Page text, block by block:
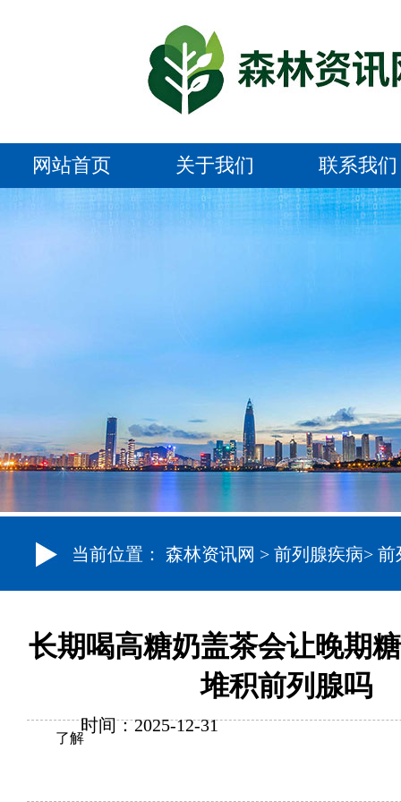
网站首页 关于我们 联系我们
当前位置： 森林资讯网 > 前列腺疾病> 前
长期喝高糖奶盖茶会让晚期
堆积前列腺吗
时间：2025-12-31
了解